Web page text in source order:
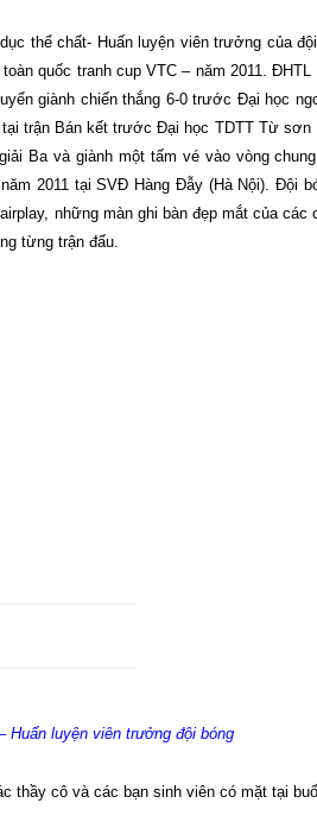
thể chất- Huấn luyện viên trưởng của
quốc tranh cup VTC – năm 2011.
giành chiến thắng 6-0 trước Đại học
trận Bán kết trước Đại học TDTT Từ
Ba và giành một tấm vé vào vòng
2011 tại SVĐ Hàng Đẫy (Hà Nội). Đội
những màn ghi bàn đẹp mắt của các
từng trận đấu.
Huấn luyện viên trưởng đội bóng
thầy cô và các bạn sinh viên có mặt tại